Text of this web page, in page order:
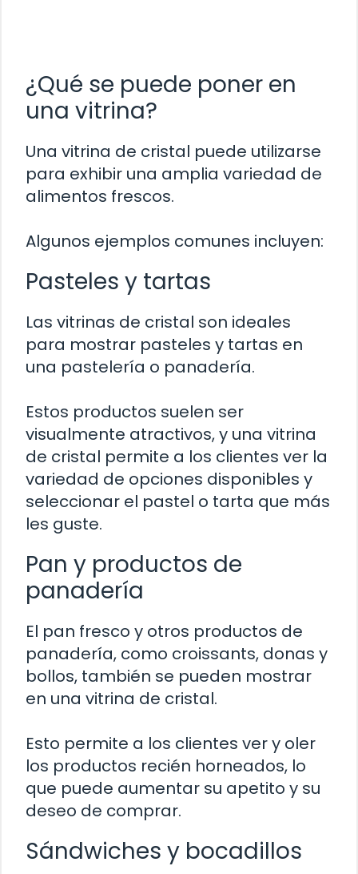
¿Qué se puede poner en
una vitrina?
Una vitrina de cristal puede utilizarse
para exhibir una amplia variedad de
alimentos frescos.
Algunos ejemplos comunes incluyen:
Pasteles y tartas
Las vitrinas de cristal son ideales
para mostrar pasteles y tartas en
una pastelería o panadería.
Estos productos suelen ser
visualmente atractivos, y una vitrina
de cristal permite a los clientes ver la
variedad de opciones disponibles y
seleccionar el pastel o tarta que más
les guste.
Pan y productos de
panadería
El pan fresco y otros productos de
panadería, como croissants, donas y
bollos, también se pueden mostrar
en una vitrina de cristal.
Esto permite a los clientes ver y oler
los productos recién horneados, lo
que puede aumentar su apetito y su
deseo de comprar.
Sándwiches y bocadillos